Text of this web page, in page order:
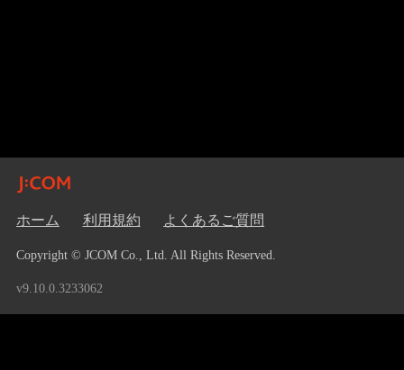
ホーム 利用規約 よくあるご質問
Copyright © JCOM Co., Ltd. All Rights Reserved.
v9.10.0.3233062